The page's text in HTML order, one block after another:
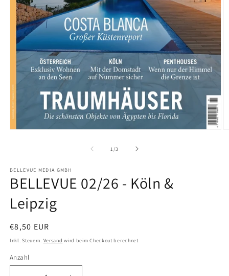
1/von
3
BELLEVUE MEDIA GMBH
BELLEVUE 02/26 - Köln &
Leipzig
Normaler
Preis
€8,50 EUR
Inkl. Steuern. Versand wird beim Checkout berechnet
Anzahl